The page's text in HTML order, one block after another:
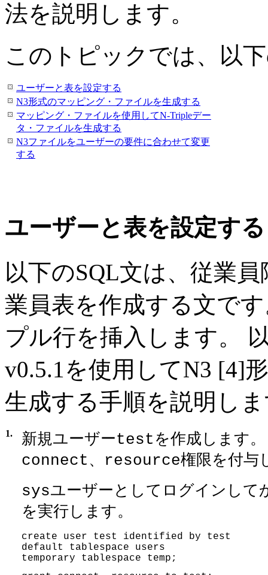
法を説明します。
このトピックでは、以
ユーザーと表を設定する
N3形式のマッピング・ファイルを生成する
マッピング・ファイルを使用してN-Tripleデー
タ・ファイルを生成する
N3ファイルをユーザーの要件に合わせて変更
する
ユーザーと表を設定する
以下のSQL文は、従業
業員表を作成する文で
プル行を挿入します。
v0.5.1を使用してN3 [4]
生成する手順を説明し
1. 新規ユーザーtest を作成します
connect、 resource権限を付与
sysユーザーとしてログインして
を実行します。
create user test identified by test
default tablespace users
temporary tablespace temp;